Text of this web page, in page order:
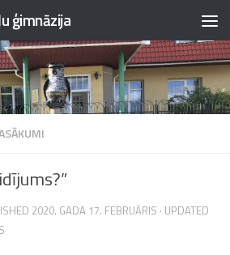
ģimnāzija
2020. GADA 17. FEBRUĀRIS · UPDATED